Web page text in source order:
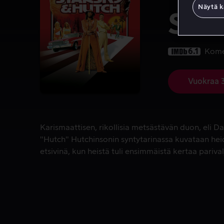
6.1
Vuokraa
Karismaattisen, rikollisia metsästävän duon, eli
Karismaattisen, rikollisia metsästävän duon, eli
"Hutch" Hutchinsonin syntytarinassa kuvataan
etsivinä, kun heistä tuli ensimmäistä kertaa
Näytä